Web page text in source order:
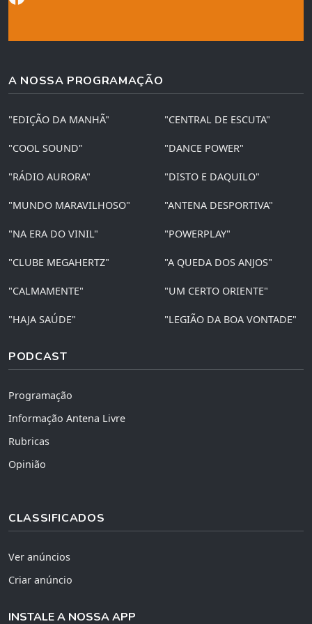
A NOSSA PROGRAMAÇÃO
"EDIÇÃO DA MANHÃ" "CENTRAL DE ESCUTA"
"COOL SOUND" "DANCE POWER"
"RÁDIO AURORA" "DISTO E DAQUILO"
"MUNDO MARAVILHOSO" "ANTENA DESPORTIVA"
"NA ERA DO VINIL" "POWERPLAY"
"CLUBE MEGAHERTZ" "A QUEDA DOS ANJOS"
"CALMAMENTE" "UM CERTO ORIENTE"
"HAJA SAÚDE" "LEGIÃO DA BOA VONTADE"
PODCAST
Programação
Informação Antena Livre
Rubricas
Opinião
CLASSIFICADOS
Ver anúncios
Criar anúncio
INSTALE A NOSSA APP